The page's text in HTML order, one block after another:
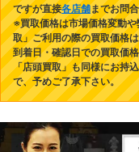
ですが直接各店舗までお問
※買取価格は市場価格変動
取」ご利用の際の買取価格
到着日・確認日での買取価格
「店頭買取」も同様にお持
で、予めご了承下さい。